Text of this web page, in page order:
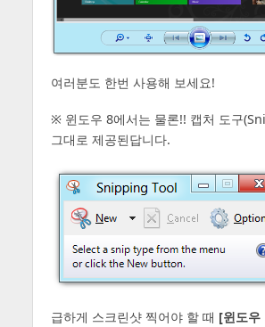
여러분도 한번 사용해 보세요!
※ 윈도우 8에서는 물론!! 캡처 도구
그대로 제공된답니다.
급하게 스크린샷 찍어야 할 때 [윈도